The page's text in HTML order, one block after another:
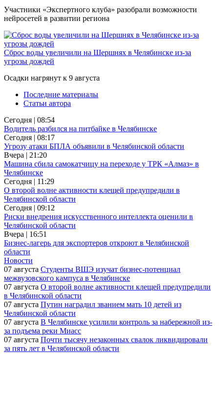
Участники «Экспертного клуба» разобрали возможности
нейросетей в развитии региона
Сброс воды увеличили на Шершнях в Челябинске из-за
угрозы дождей
Осадки нагрянут к 9 августа
Последние материалы
Статьи автора
Сегодня | 08:54
Водитель разбился на питбайке в Челябинске
Сегодня | 08:17
Угрозу атаки БПЛА объявили в Челябинской области
Вчера | 21:20
Машина сбила самокатчицу на переходе у ТРК «Алмаз» в
Челябинске
Сегодня | 11:29
О второй волне активности клещей предупредили в
Челябинской области
Сегодня | 09:12
Риски внедрения искусственного интеллекта оценили в
Челябинской области
Вчера | 16:51
Бизнес-лагерь для экспортеров откроют в Челябинской
области
Новости
07 августа Студенты ВШЭ изучат бизнес-потенциал
межвузовского кампуса в Челябинске
07 августа О второй волне активности клещей предупредили
в Челябинской области
07 августа Путин наградил званием мать 10 детей из
Челябинской области
07 августа В Челябинске усилили контроль за набережной из-
за подъема реки Миасс
07 августа Почти тысячу незаконных свалок ликвидировали
за пять лет в Челябинской области